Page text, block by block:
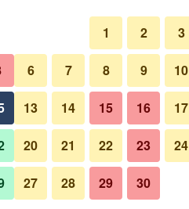
1 2 3
6 7 8 9 10
13 14 15 16 17
20 21 22 23 24
27 28 29 30